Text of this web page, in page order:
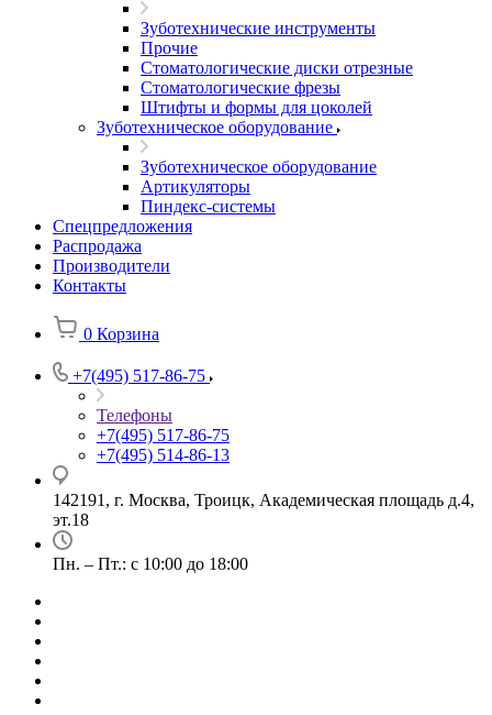
Зуботехнические инструменты
Прочие
Стоматологические диски отрезные
Стоматологические фрезы
Штифты и формы для цоколей
Зуботехническое оборудование
Зуботехническое оборудование
Артикуляторы
Пиндекс-системы
Спецпредложения
Распродажа
Производители
Контакты
0 Корзина
+7(495) 517-86-75
Телефоны
+7(495) 517-86-75
+7(495) 514-86-13
142191, г. Москва, Троицк, Академическая площадь д.4,
эт.18
Пн. – Пт.: с 10:00 до 18:00